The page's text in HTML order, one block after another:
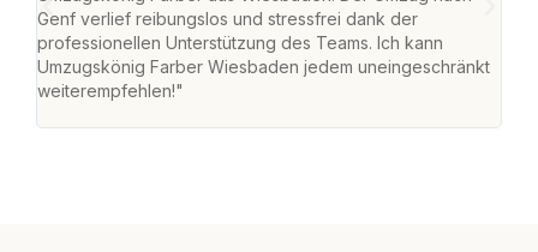
Genf verlief reibungslos und stressfrei dank der
professionellen Unterstützung des Teams. Ich kann
Umzugskönig Farber Wiesbaden jedem uneingeschränkt
weiterempfehlen!"